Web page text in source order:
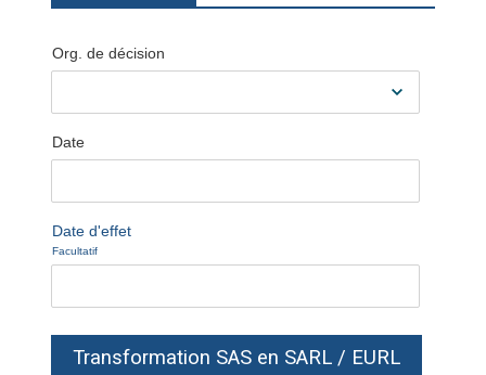
Org. de décision
Date
Date d'effet
Facultatif
Transformation SAS en SARL / EURL